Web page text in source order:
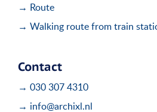
→ Route
→ Walking route from train
Contact
→ 030 307 4310
→ info@archixl.nl